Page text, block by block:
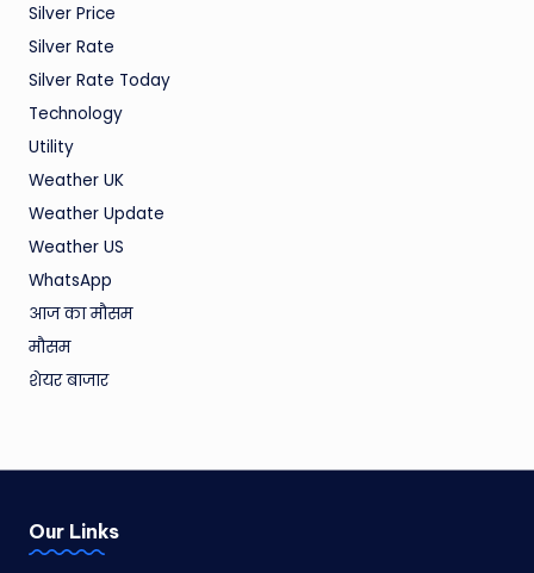
Silver Price
Silver Rate
Silver Rate Today
Technology
Utility
Weather UK
Weather Update
Weather US
WhatsApp
आज का मौसम
मौसम
शेयर बाजार
Our Links